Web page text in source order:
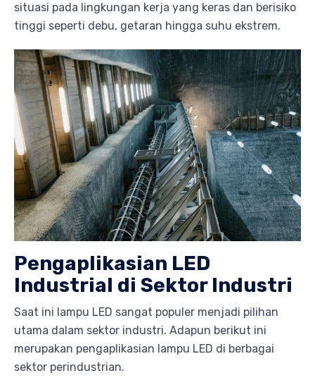
situasi pada lingkungan kerja yang keras dan berisiko
tinggi seperti debu, getaran hingga suhu ekstrem.
Pengaplikasian LED
Industrial di Sektor Industri
Saat ini lampu LED sangat populer menjadi pilihan
utama dalam sektor industri. Adapun berikut ini
merupakan pengaplikasian lampu LED di berbagai
sektor perindustrian.